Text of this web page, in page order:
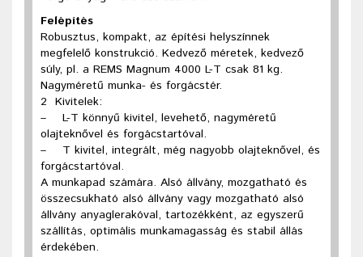
Felépítés
Robusztus, kompakt, az építési helyszínnek
megfelelő konstrukció. Kedvező méretek, kedvező
súly, pl. a REMS Magnum 4000 L-T csak 81 kg.
Nagyméretű munka- és forgácstér.
2 Kivitelek:
–
L-T könnyű kivitel, levehető, nagyméretű
olajteknővel és forgácstartóval.
–
T kivitel, integrált, még nagyobb olajteknővel, és
forgácstartóval.
A munkapad számára. Alsó állvány, mozgatható és
összecsukható alsó állvány vagy mozgatható alsó
állvány anyaglerakóval, tartozékként, az egyszerű
szállítás, optimális munkamagasság és stabil állás
érdekében.